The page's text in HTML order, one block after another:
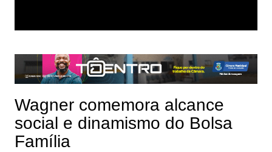
Wagner comemora alcance
social e dinamismo do Bolsa
Família